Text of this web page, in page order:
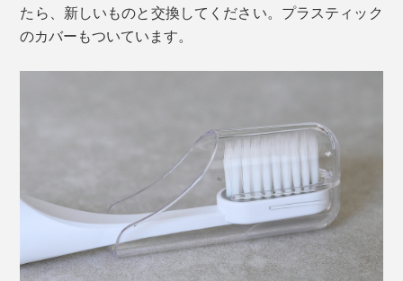
たら、新しいものと交換してください。プラスティック
のカバーもついています。